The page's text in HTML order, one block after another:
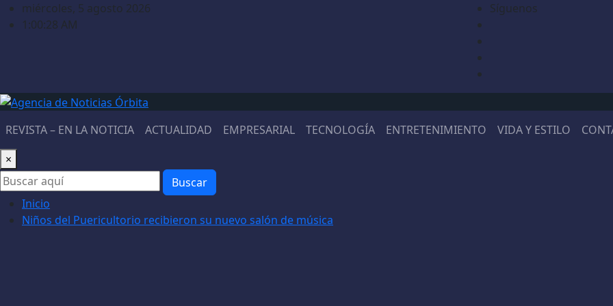
Saltarmiércoles, 5 agosto 2026
1:00:29 AM
Síguenos
REVISTA – EN LA NOTICIA ACTUALIDAD EMPRESARIAL TECNOLOGÍA ENTRETENIMIENTO VIDA Y ESTILO
×
Buscar
Inicio
Niños del Puericultorio recibieron su nuevo salón de música